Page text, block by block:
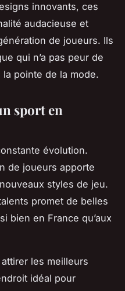
innovants, ces
audacieuse et
de joueurs. Ils
qui n’a pas peur de
pointe de la mode.
sport en
évolution.
de joueurs apporte
styles de jeu.
promet de belles
bien en France qu’aux
les meilleurs
idéal pour